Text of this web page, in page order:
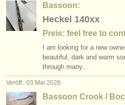
Bassoon:
Heckel 140xx
Preis: feel free to
I am looking for a new
beautiful, dark and warm
through many…
Veröff.: 03 Mai 2026
Bassoon Crook /